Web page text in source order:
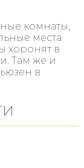
комнаты,
места
хоронят в
Там же и
в